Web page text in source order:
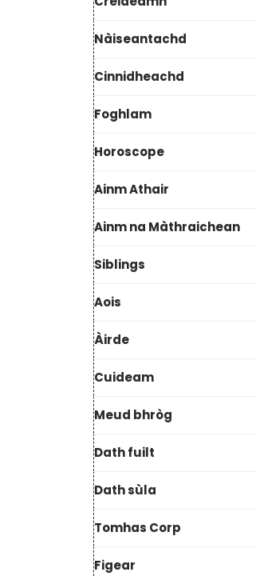
Nàiseantachd
Cinnidheachd
Foghlam
Horoscope
Ainm Athair
Ainm na Màthraichean
Siblings
Aois
Àirde
Cuideam
Meud bhròg
Dath fuilt
Dath sùla
Tomhas Corp
Figear